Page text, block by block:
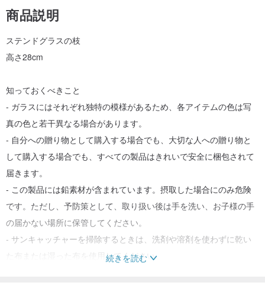
商品説明
ステンドグラスの枝
高さ28cm
知っておくべきこと
- ガラスにはそれぞれ独特の模様があるため、各アイテムの色は写
真の色と若干異なる場合があります。
- 自分への贈り物として購入する場合でも、大切な人への贈り物と
して購入する場合でも、すべての製品はきれいで安全に梱包されて
届きます。
- この製品には鉛素材が含まれています。摂取した場合にのみ危険
です。ただし、予防策として、取り扱い後は手を洗い、お子様の手
の届かない場所に保管してください。
- サンキャッチャーを掃除するときは、洗剤や溶剤を使わずに乾い
た布または湿った布を使用してください。
続きを読む